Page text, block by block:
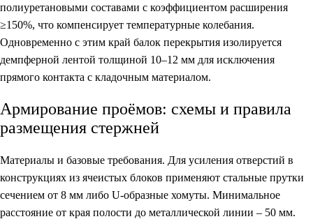
полиуретановыми составами с коэффициентом расширения
≥150%, что компенсирует температурные колебания.
Одновременно с этим край балок перекрытия изолируется
демпферной лентой толщиной 10–12 мм для исключения
прямого контакта с кладочным материалом.
Армирование проёмов: схемы и правила
размещения стержней
Материалы и базовые требования. Для усиления отверстий в
конструкциях из ячеистых блоков применяют стальные прутки
сечением от 8 мм либо U-образные хомуты. Минимальное
расстояние от края полости до металлической линии – 50 мм.